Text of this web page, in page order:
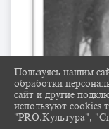
Пользуясь нашим
обработки
сайт и другие
используют cookies
"PRO.Культура",